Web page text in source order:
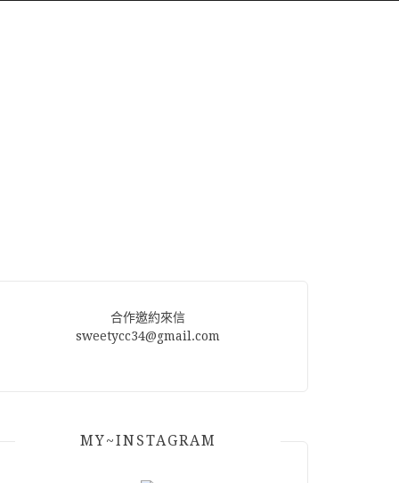
合作邀約來信
sweetycc34@gmail.com
MY~INSTAGRAM